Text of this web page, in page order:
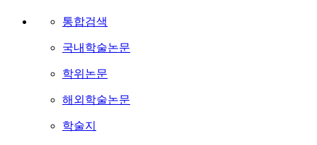
통합검색
국내학술논문
학위논문
해외학술논문
학술지